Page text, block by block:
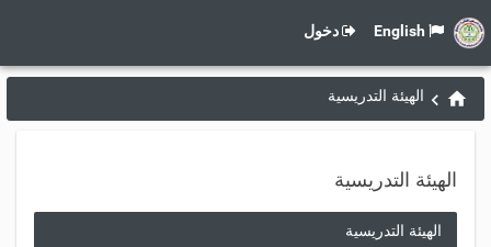
دخول
الهيئة التدريسية
الهيئة التدريسية
الهيئة التدريسية